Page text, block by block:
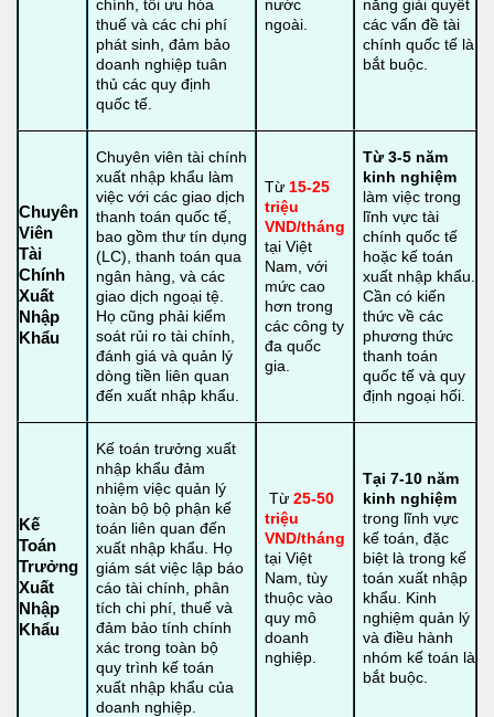
chính, tối ưu hóa
thuế và các chi phí
phát sinh, đảm bảo
doanh nghiệp tuân
thủ các quy định
quốc tế.
nước
ngoài.
năng giải quyết
các vấn đề tài
chính quốc tế là
bắt buộc.
Chuyên
Viên
Tài
Chính
Xuất
Nhập
Khẩu
Chuyên viên tài chính
xuất nhập khẩu làm
việc với các giao dịch
thanh toán quốc tế,
bao gồm thư tín dụng
(LC), thanh toán qua
ngân hàng, và các
giao dịch ngoại tệ.
Họ cũng phải kiểm
soát rủi ro tài chính,
đánh giá và quản lý
dòng tiền liên quan
đến xuất nhập khẩu.
Từ 15-25
triệu
VND/tháng
tại Việt
Nam, với
mức cao
hơn trong
các công ty
đa quốc
gia.
Từ 3-5 năm
kinh nghiệm
làm việc trong
lĩnh vực tài
chính quốc tế
hoặc kế toán
xuất nhập khẩu.
Cần có kiến
thức về các
phương thức
thanh toán
quốc tế và quy
định ngoại hối.
Kế
Toán
Trưởng
Xuất
Nhập
Khẩu
Kế toán trưởng xuất
nhập khẩu đảm
nhiệm việc quản lý
toàn bộ bộ phận kế
toán liên quan đến
xuất nhập khẩu. Họ
giám sát việc lập báo
cáo tài chính, phân
tích chi phí, thuế và
đảm bảo tính chính
xác trong toàn bộ
quy trình kế toán
xuất nhập khẩu của
doanh nghiệp.
Từ 25-50
triệu
VND/tháng
tại Việt
Nam, tùy
thuộc vào
quy mô
doanh
nghiệp.
Tại 7-10 năm
kinh nghiệm
trong lĩnh vực
kế toán, đặc
biệt là trong kế
toán xuất nhập
khẩu. Kinh
nghiệm quản lý
và điều hành
nhóm kế toán là
bắt buộc.